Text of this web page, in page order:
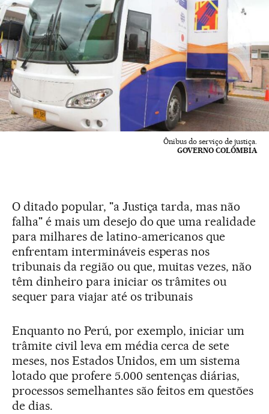
Ônibus do serviço de justiça.
GOVERNO COLÔMBIA
O ditado popular, "a Justiça tarda, mas não
falha" é mais um desejo do que uma realidade
para milhares de latino-americanos que
enfrentam intermináveis esperas nos
tribunais da região ou que, muitas vezes, não
têm dinheiro para iniciar os trâmites ou
sequer para viajar até os tribunais
Enquanto no Perú, por exemplo, iniciar um
trâmite civil leva em média cerca de sete
meses, nos Estados Unidos, em um sistema
lotado que profere 5.000 sentenças diárias,
processos semelhantes são feitos em questões
de dias.